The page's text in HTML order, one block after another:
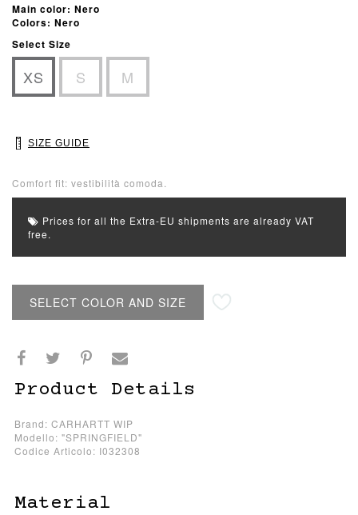
Main color: Nero
Colors: Nero
Select Size
XS S M
SIZE GUIDE
Comfort fit: vestibilità comoda.
Prices for all the Extra-EU shipments are already VAT
free.
SELECT COLOR AND SIZE
Product Details
Brand: CARHARTT WIP
Modello: "SPRINGFIELD"
Codice Articolo: I032308
Material